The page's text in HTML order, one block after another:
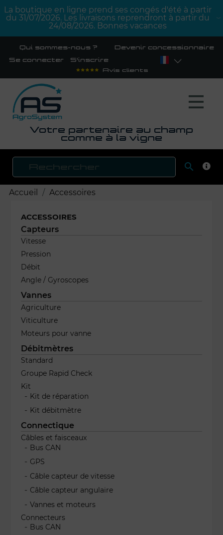
La boutique en ligne prend ses congés d'été à partir
du 31/07/2026. Les livraisons reprendront à partir du
24/08/2026. Bonnes vacances
Qui sommes-nous ? Devenir concessionnaire
Se connecter
S'inscrire
Avis clients
Votre partenaire au champ
comme à la vigne

Accueil Accessoires
ACCESSOIRES
Capteurs
Vitesse
Pression
Débit
Angle / Gyroscopes
Vannes
Agriculture
Viticulture
Moteurs pour vanne
Débitmètres
Standard
Groupe Rapid Check
Kit
Kit de réparation
Kit débitmètre
Connectique
Câbles et faisceaux
Bus CAN
GPS
Câble capteur de vitesse
Câble capteur angulaire
Vannes et moteurs
Connecteurs
Bus CAN